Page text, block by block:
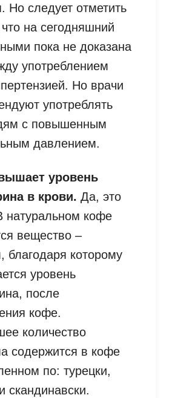
Но следует отметить
на сегодняшний
пока не доказана
употреблением
Но врачи
употреблять
с повышенным
давлением.
уровень
в крови. Да, это
натуральном кофе
вещество –
благодаря которому
уровень
после
кофе.
количество
содержится в кофе
по: турецки,
скандинавски.